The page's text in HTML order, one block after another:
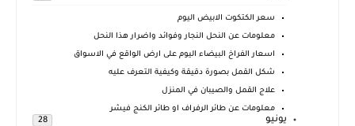
سعر الكتكوت الابيض اليوم
معلومات عن النحل النجار وفوائد واضرار هذا النحل
اسعار الفراخ البيضاء اليوم على ارض الواقع في الاسواق
شكل القمل بصورة دقيقة وكيفية التعرف عليه
علاج القمل والصيبان في المنزل
معلومات عن طائر الرفراف او طائر الكنج فيشر
يونيو 28